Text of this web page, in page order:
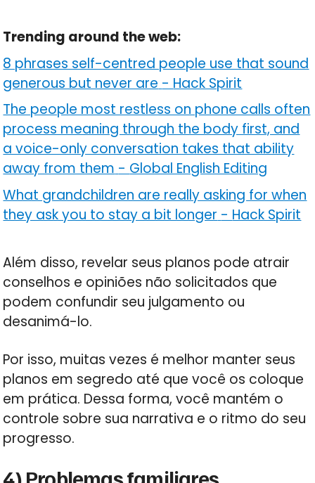
Trending around the web:
8 phrases self-centred people use that sound
generous but never are - Hack Spirit
The people most restless on phone calls often
process meaning through the body first, and
a voice-only conversation takes that ability
away from them-Global English Editing
What grandchildren are really asking for when
they ask you to stay a bit longer - Hack Spirit
Além disso, revelar seus planos pode atrair
conselhos e opiniões não solicitados que
podem confundir seu julgamento ou
desanimá-lo.
Por isso, muitas vezes é melhor manter seus
planos em segredo até que você os coloque
em prática. Dessa forma, você mantém o
controle sobre sua narrativa e o ritmo do seu
progresso.